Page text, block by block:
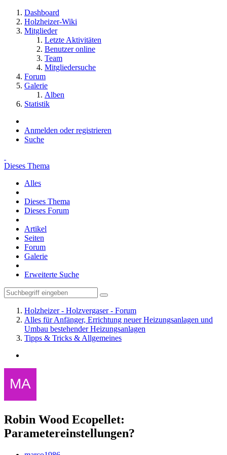
Dashboard
Holzheizer-Wiki
Mitglieder
Letzte Aktivitäten
Benutzer online
Team
Mitgliedersuche
Forum
Galerie
Alben
Statistik
Anmelden oder registrieren
Suche
Dieses Thema
Alles
Dieses Thema
Dieses Forum
Artikel
Seiten
Forum
Galerie
Erweiterte Suche
Holzheizer - Holzvergaser - Forum
Alles für Anfänger, Errichtung neuer Heizungsanlagen und
Umbau bestehender Heizungsanlagen
Tipps & Tricks & Allgemeines
Robin Wood Ecopellet:
Parametereinstellungen?